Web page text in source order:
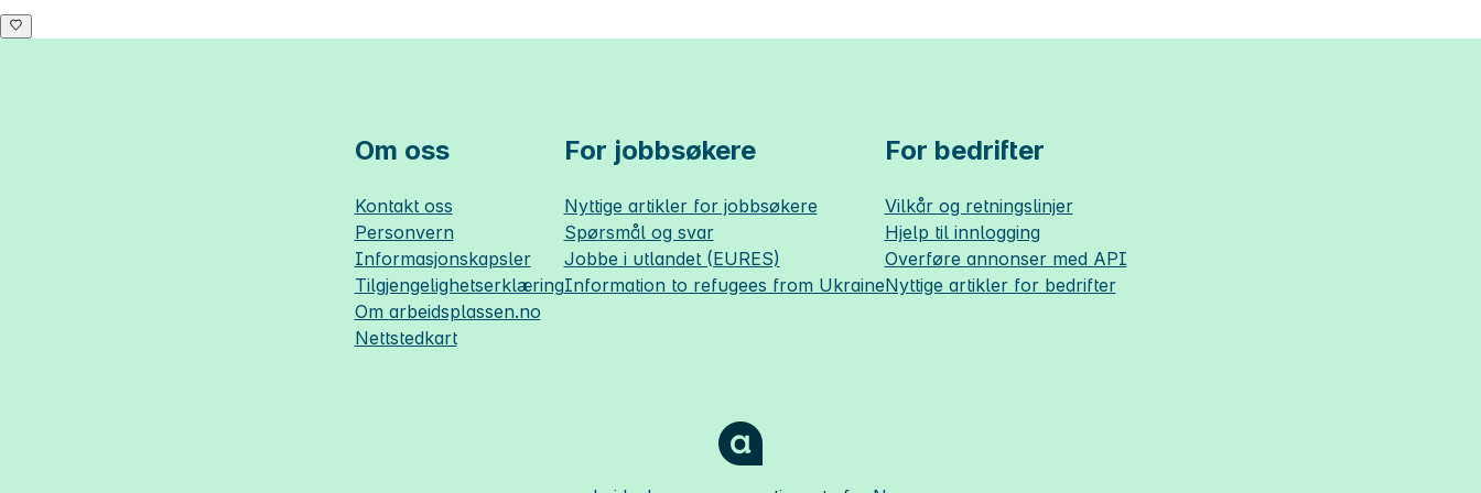
Om oss
Kontakt oss
Personvern
Informasjonskapsler
Tilgjengelighetserklæring
Om arbeidsplassen.no
Nettstedkart
For jobbsøkere
Nyttige artikler for jobbsøkere
Spørsmål og svar
Jobbe i utlandet (EURES)
Information to refugees from Ukraine
For bedrifter
Vilkår og retningslinjer
Hjelp til innlogging
Overføre annonser med API
Nyttige artikler for bedrifter